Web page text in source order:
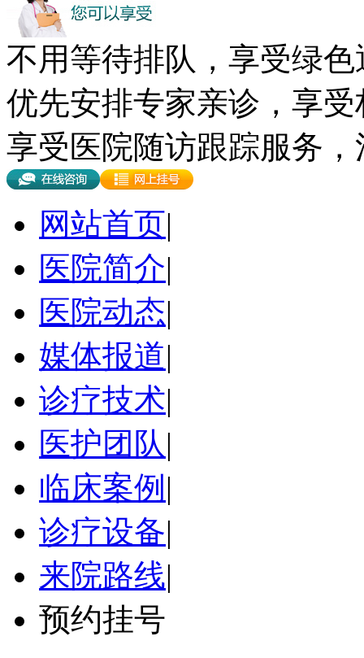
不用等待排队，享受绿
优先安排专家亲诊，享
享受医院随访跟踪服务
网站首页|
医院简介|
医院动态|
媒体报道|
诊疗技术|
医护团队|
临床案例 |
诊疗设备|
来院路线|
预约挂号